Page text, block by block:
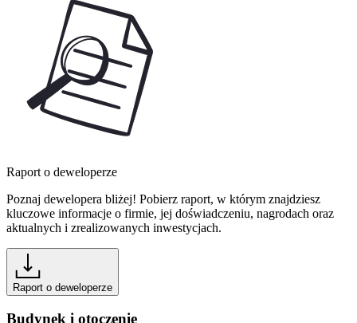
Raport o deweloperze
Poznaj dewelopera bliżej! Pobierz raport, w którym znajdziesz
kluczowe informacje o firmie, jej doświadczeniu, nagrodach oraz
aktualnych i zrealizowanych inwestycjach.
Raport o deweloperze
Budynek i otoczenie